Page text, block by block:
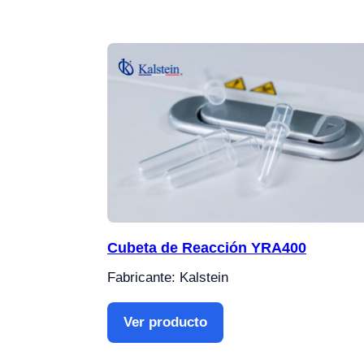
Cubeta de Reacción YRA400
Fabricante: Kalstein
Ver producto